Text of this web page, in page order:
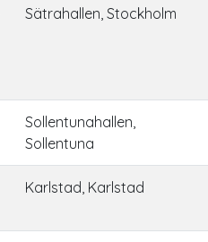
Sätrahallen, Stockholm
Sollentunahallen,
Sollentuna
Karlstad, Karlstad